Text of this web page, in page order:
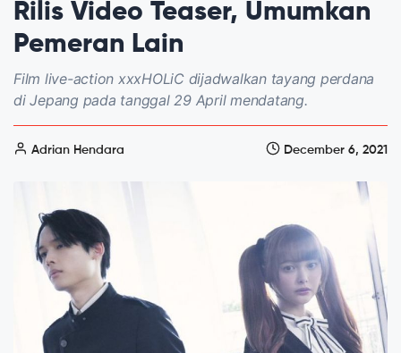
Rilis Video Teaser, Umumkan
Pemeran Lain
Film live-action xxxHOLiC dijadwalkan tayang perdana
di Jepang pada tanggal 29 April mendatang.
Adrian Hendara December 6, 2021